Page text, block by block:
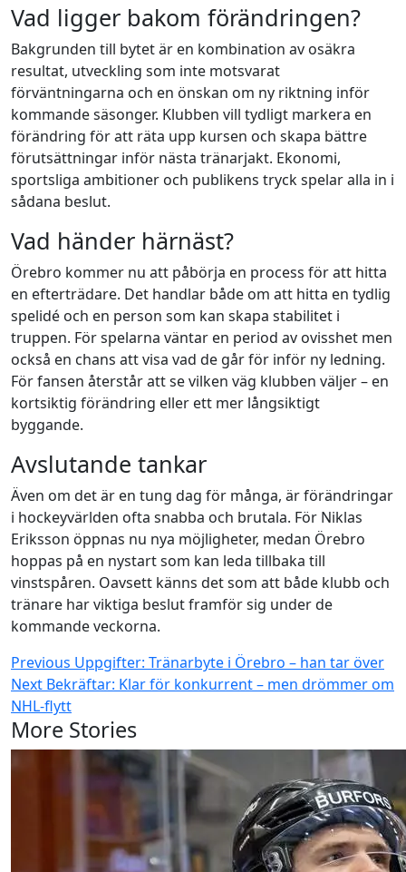
Vad ligger bakom förändringen?
Bakgrunden till bytet är en kombination av osäkra
resultat, utveckling som inte motsvarat
förväntningarna och en önskan om ny riktning inför
kommande säsonger. Klubben vill tydligt markera en
förändring för att räta upp kursen och skapa bättre
förutsättningar inför nästa tränarjakt. Ekonomi,
sportsliga ambitioner och publikens tryck spelar alla in i
sådana beslut.
Vad händer härnäst?
Örebro kommer nu att påbörja en process för att hitta
en efterträdare. Det handlar både om att hitta en tydlig
spelidé och en person som kan skapa stabilitet i
truppen. För spelarna väntar en period av ovisshet men
också en chans att visa vad de går för inför ny ledning.
För fansen återstår att se vilken väg klubben väljer – en
kortsiktig förändring eller ett mer långsiktigt
byggande.
Avslutande tankar
Även om det är en tung dag för många, är förändringar
i hockeyvärlden ofta snabba och brutala. För Niklas
Eriksson öppnas nu nya möjligheter, medan Örebro
hoppas på en nystart som kan leda tillbaka till
vinstspåren. Oavsett känns det som att både klubb och
tränare har viktiga beslut framför sig under de
kommande veckorna.
Continue
Reading
Previous Uppgifter: Tränarbyte i Örebro – han tar över
Next Bekräftar: Klar för konkurrent – men drömmer om
NHL-flytt
More Stories